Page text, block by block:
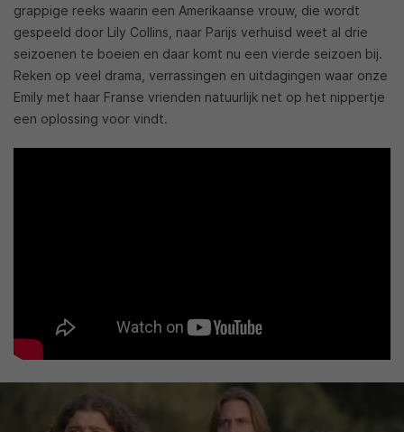
grappige reeks waarin een Amerikaanse vrouw, die wordt
gespeeld door Lily Collins, naar Parijs verhuisd weet al drie
seizoenen te boeien en daar komt nu een vierde seizoen bij.
Reken op veel drama, verrassingen en uitdagingen waar onze
Emily met haar Franse vrienden natuurlijk net op het nippertje
een oplossing voor vindt.